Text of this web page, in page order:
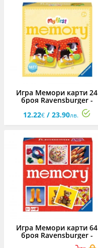
Игра Мемори карти 24
броя Ravensburger -
Бебета животни
12.22€ / 23.90лв.
Игра Мемори карти 64
броя Ravensburger -